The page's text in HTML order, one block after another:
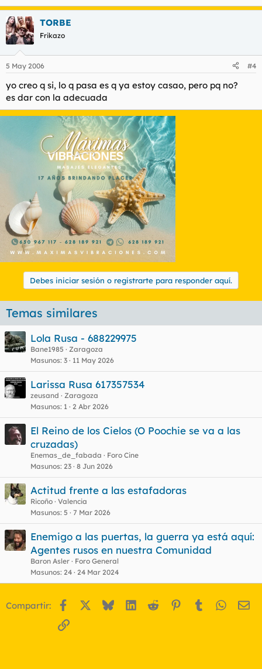
TORBE
Frikazo
5 May 2006 #4
yo creo q si, lo q pasa es q ya estoy casao, pero pq no?
es dar con la adecuada
Debes iniciar sesión o registrarte para responder aquí.
Temas similares
Lola Rusa - 688229975
Bane1985
Zaragoza
Masunos 3 11 May 2026
Larissa Rusa 617357534
zeusand
Zaragoza
Masunos 1 2 Abr 2026
El Reino de los Cielos (O Poochie se va a las
cruzadas)
Enemas_de_fabada
Foro Cine
Masunos 23 8 Jun 2026
Actitud frente a las estafadoras
Ricoño Valencia
Masunos 5 7 Mar 2026
Enemigo a las puertas, la guerra ya está aquí:
Agentes rusos en nuestra Comunidad
Baron Asler
Foro General
Masunos 24 24 Mar 2024
Compartir: Facebook BlueskyLinkedIn
Reddit Pinterest
Tumblr
Enlace